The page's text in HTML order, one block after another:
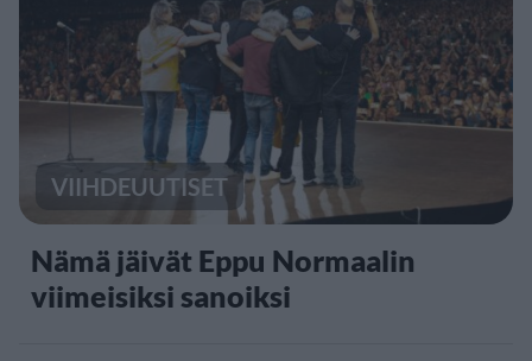
VIIHDEUUTISET
Nämä jäivät Eppu Normaalin
viimeisiksi sanoiksi